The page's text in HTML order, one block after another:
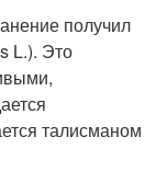
получил
L.). Это
талисманом